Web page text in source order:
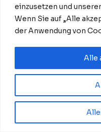
einzusetzen und
Wenn Sie auf „Alle
der Anwendung von
Alle
The HU in Berlin 2026: